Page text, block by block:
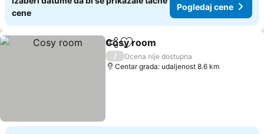
cene
Pogledaj cene
Deli Dodati u favorite
Cosy room
/
Ocena nije dostupna
Centar grada: udaljenost 8.6 km